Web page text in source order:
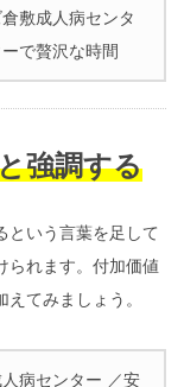
敷成人病センタ
で贅沢な時間
強調する
という言葉を足して
られます。付加価値
てみましょう。
病センター ／安